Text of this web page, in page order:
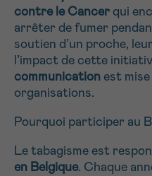
contre le Cancer qui
arrêter de fumer
soutien d’un proche,
l’impact de cette
communication est
organisations.
Pourquoi participer au
Le tabagisme est
en Belgique. Chaque
Je souhaite être
En savoir plus sur
NOM
PRÉNOM
E-MAIL
16h-18h
Suivant